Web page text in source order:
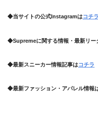
◆当サイトの公式Instagramはコチラ
◆Supremeに関する情報・最新リー
◆最新スニーカー情報記事はコチラ
◆最新ファッション・アパレル情報